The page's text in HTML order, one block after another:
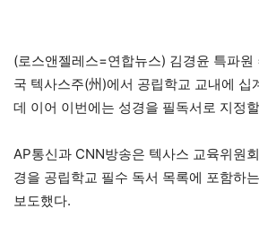
(로스앤젤레스=연합뉴스) 김경윤 특파원
국 텍사스주(州)에서 공립학교 교내에 십
데 이어 이번에는 성경을 필독서로 지정
AP통신과 CNN방송은 텍사스 교육위원
경을 공립학교 필수 독서 목록에 포함하
보도했다.